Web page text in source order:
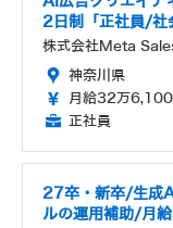
2日制「正社員/社
株式会社Meta
神奈川県
月給32万
正社員
27卒・新卒/生成
ルの運用補助/月